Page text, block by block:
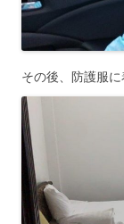
その後、防護服